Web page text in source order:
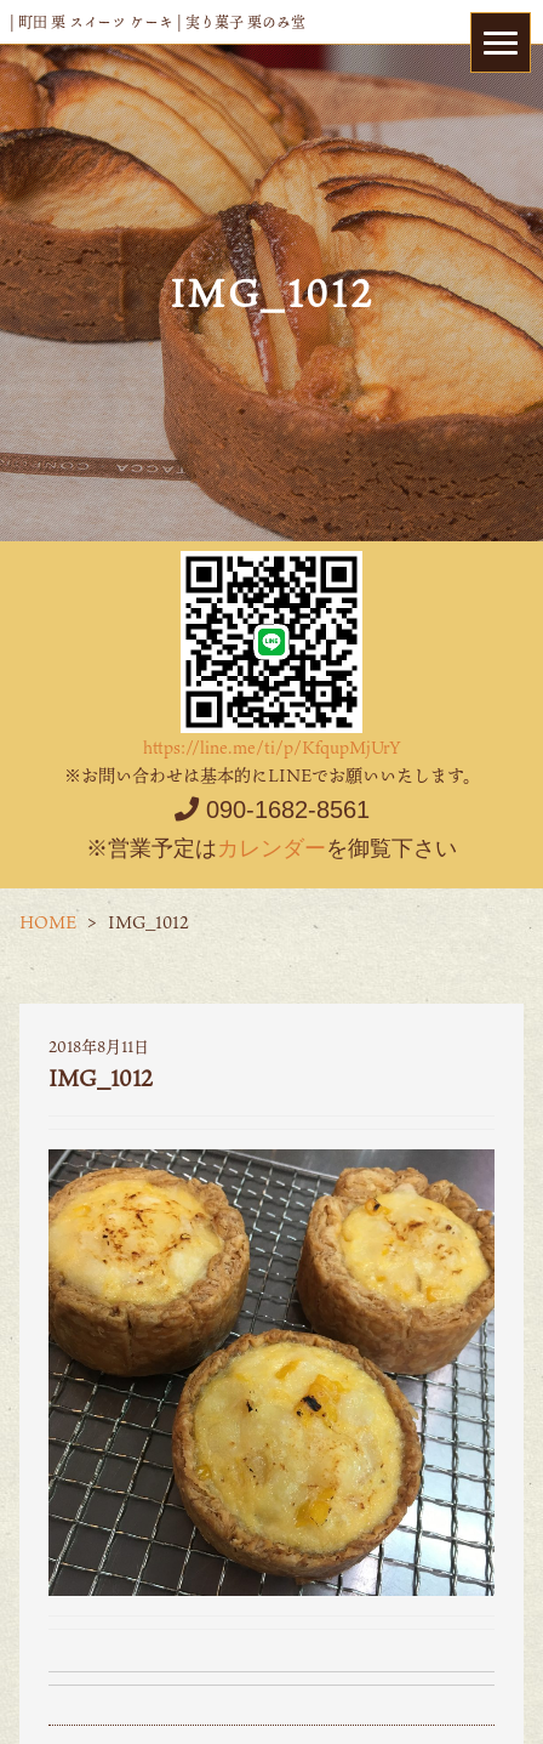
| 町田 栗 スイーツ ケーキ | 実り菓子 栗のみ堂
IMG_1012
https://line.me/ti/p/KfqupMjUrY
※お問い合わせは基本的にLINEでお願いいたします。
090-1682-8561
※営業予定はカレンダーを御覧下さい
HOME IMG_1012
2018年8月11日
IMG_1012